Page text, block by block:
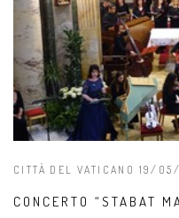
CITTÀ DEL VATICANO 19/
CONCERTO “STABAT